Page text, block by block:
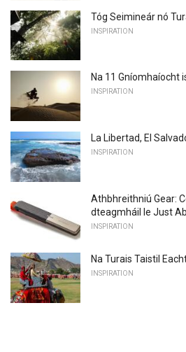
Tóg Seimineár nó
INSPIRATION
Na 11 Gníomhaíocht
INSPIRATION
La Libertad, El
INSPIRATION
Athbhreithniú Gear:
dteagmháil le Just
INSPIRATION
Na Turais Taistil
INSPIRATION